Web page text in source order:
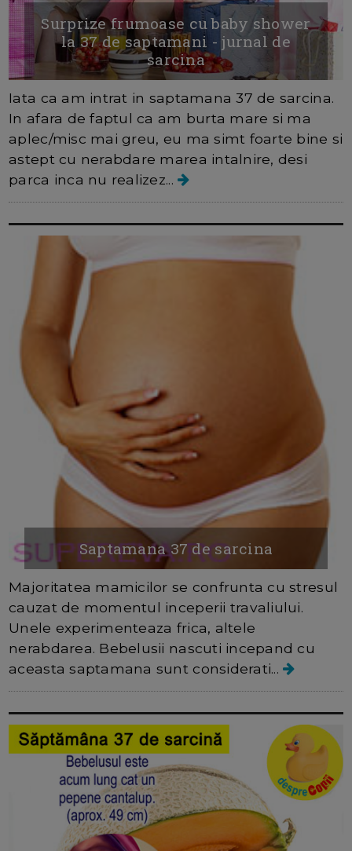
Surprize frumoase cu baby shower
la 37 de saptamani - jurnal de
sarcina
Iata ca am intrat in saptamana 37 de sarcina.
In afara de faptul ca am burta mare si ma
aplec/misc mai greu, eu ma simt foarte bine si
astept cu nerabdare marea intalnire, desi
parca inca nu realizez...
Saptamana 37 de sarcina
Majoritatea mamicilor se confrunta cu stresul
cauzat de momentul inceperii travaliului.
Unele experimenteaza frica, altele
nerabdarea. Bebelusii nascuti incepand cu
aceasta saptamana sunt considerati...